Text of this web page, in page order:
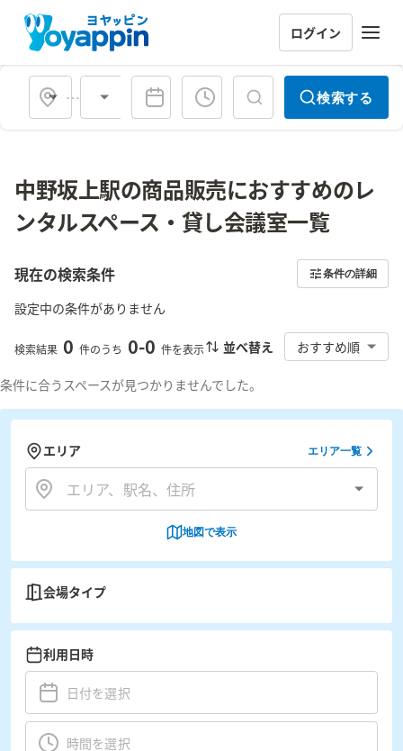
ログイン
会場タイプ 検索する
中野坂上駅の商品販売におすすめのレ
ンタルスペース・貸し会議室一覧
現在の検索条件 条件の詳細
設定中の条件がありません
検索結果 0 件のうち 0-0 件を表示 並べ替え おすすめ順
条件に合うスペースが見つかりませんでした。
エリア エリア一覧
地図で表示
会場タイプ
利用日時